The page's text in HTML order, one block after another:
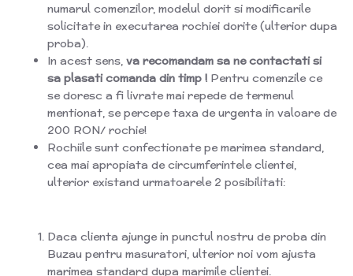
numarul comenzilor, modelul dorit si modificarile
solicitate in executarea rochiei dorite (ulterior dupa
proba).
In acest sens, va recomandam sa ne contactati si
sa plasati comanda din timp ! Pentru comenzile ce
se doresc a fi livrate mai repede de termenul
mentionat, se percepe taxa de urgenta in valoare de
200 RON/ rochie!
Rochiile sunt confectionate pe marimea standard,
cea mai apropiata de circumferintele clientei,
ulterior existand urmatoarele 2 posibilitati:
Daca clienta ajunge in punctul nostru de proba din
Buzau pentru masuratori, ulterior noi vom ajusta
marimea standard dupa marimile clientei.